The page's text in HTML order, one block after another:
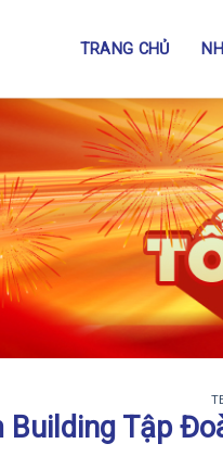
TRANG CHỦ
Building Tập